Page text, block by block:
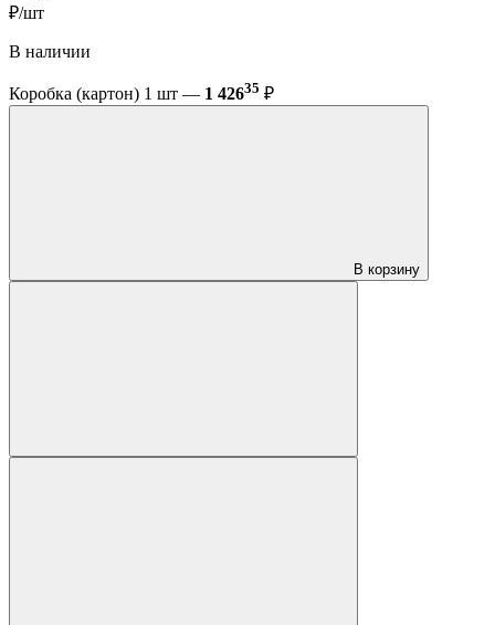
₽/шт
В наличии
Коробка (картон) 1 шт — 1 42635 ₽
В корзину